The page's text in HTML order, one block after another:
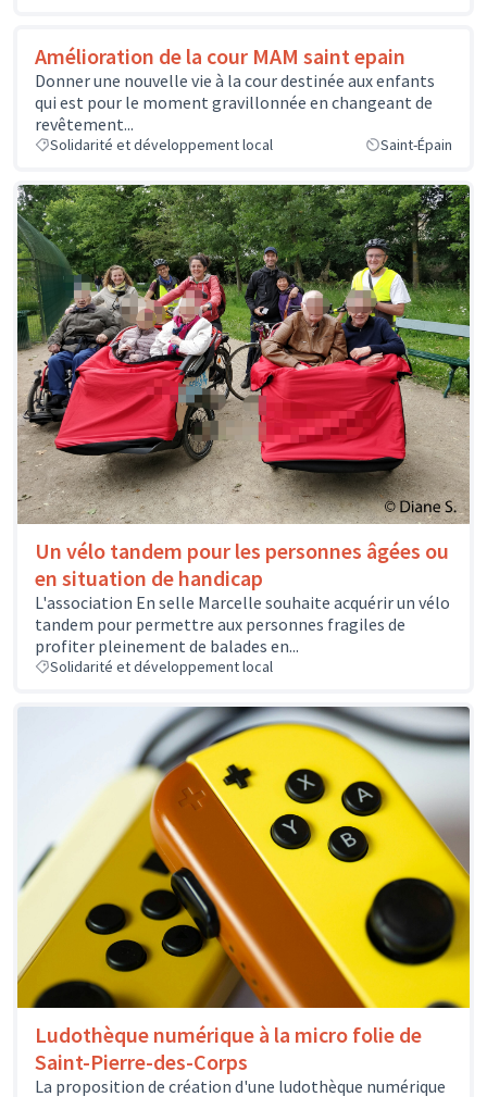
Amélioration de la cour MAM saint epain
Donner une nouvelle vie à la cour destinée aux enfants
qui est pour le moment gravillonnée en changeant de
revêtement...
Solidarité et développement local Saint-Épain
Un vélo tandem pour les personnes âgées ou
en situation de handicap
L'association En selle Marcelle souhaite acquérir un vélo
tandem pour permettre aux personnes fragiles de
profiter pleinement de balades en...
Solidarité et développement local
Ludothèque numérique à la micro folie de
Saint-Pierre-des-Corps
La proposition de création d'une ludothèque numérique